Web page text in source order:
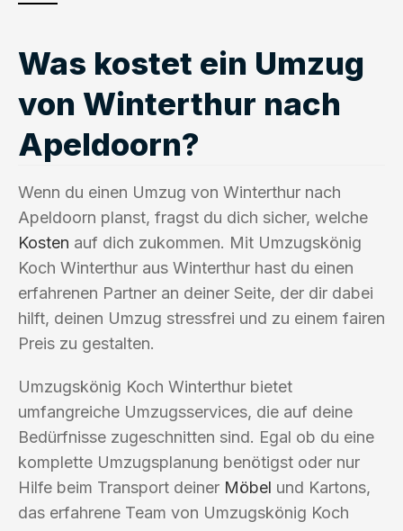
Was kostet ein Umzug
von Winterthur nach
Apeldoorn?
Wenn du einen Umzug von Winterthur nach
Apeldoorn planst, fragst du dich sicher, welche
Kosten auf dich zukommen. Mit Umzugskönig
Koch Winterthur aus Winterthur hast du einen
erfahrenen Partner an deiner Seite, der dir dabei
hilft, deinen Umzug stressfrei und zu einem fairen
Preis zu gestalten.
Umzugskönig Koch Winterthur bietet
umfangreiche Umzugsservices, die auf deine
Bedürfnisse zugeschnitten sind. Egal ob du eine
komplette Umzugsplanung benötigst oder nur
Hilfe beim Transport deiner Möbel und Kartons,
das erfahrene Team von Umzugskönig Koch